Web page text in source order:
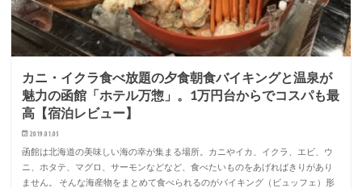
カニ・イクラ食べ放題の夕食朝食バイキングと温泉が
魅力の函館「ホテル万惣」。1万円台からでコスパも最
高【宿泊レビュー】
2019.01.05
函館は北海道の美味しい海の幸が集まる場所。カニやイカ、イクラ、エビ、ウ
ニ、ホタテ、マグロ、サーモンなどなど、食べたいものをあげればきりがあり
ません。 そんな海産物をまとめて食べられるのがバイキング（ビュッフェ）形